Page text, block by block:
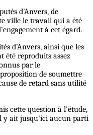
d'Anvers, de
ville le travail qui a été
à cet égard.
d'Anvers, ainsi que les
été reproduits assez
par le
de soumettre
de retard sans utilité
cette question à l'étude,
y ait jusqu'ici aucun parti